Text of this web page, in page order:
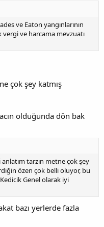
ve Eaton yangınlarının
ve harcama mevzuatı
çok şey katmış
olduğunda dön bak
tarzın metne çok şey
özen çok belli oluyor, bu
Genel olarak iyi
bazı yerlerde fazla